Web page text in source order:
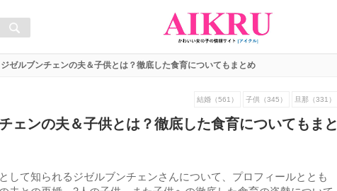
ジゼルブンチェンの夫＆子供とは？徹底した食育についてもまとめ
結婚（561） 子供（345） 旦那（331）
ェンの夫＆子供とは？徹底した食育についてもまと
して知られるジゼルブンチェンさんについて、プロフィールととも